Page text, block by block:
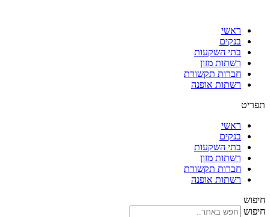
ראשי
בנקים
בתי השקעות
רשתות מזון
חברות תקשורת
רשתות אופנה
תפריט
ראשי
בנקים
בתי השקעות
רשתות מזון
חברות תקשורת
רשתות אופנה
חיפוש
חיפוש